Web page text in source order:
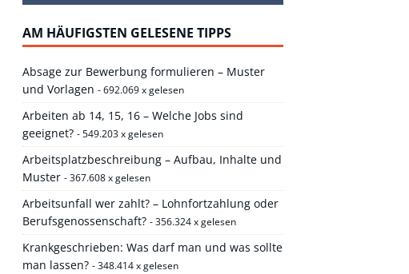
AM HÄUFIGSTEN GELESENE TIPPS
Absage zur Bewerbung formulieren – Muster
und Vorlagen - 692.069 x gelesen
Arbeiten ab 14, 15, 16 – Welche Jobs sind
geeignet? - 549.203 x gelesen
Arbeitsplatzbeschreibung – Aufbau, Inhalte und
Muster - 367.608 x gelesen
Arbeitsunfall wer zahlt? – Lohnfortzahlung oder
Berufsgenossenschaft? - 356.324 x gelesen
Krankgeschrieben: Was darf man und was sollte
man lassen? - 348.414 x gelesen